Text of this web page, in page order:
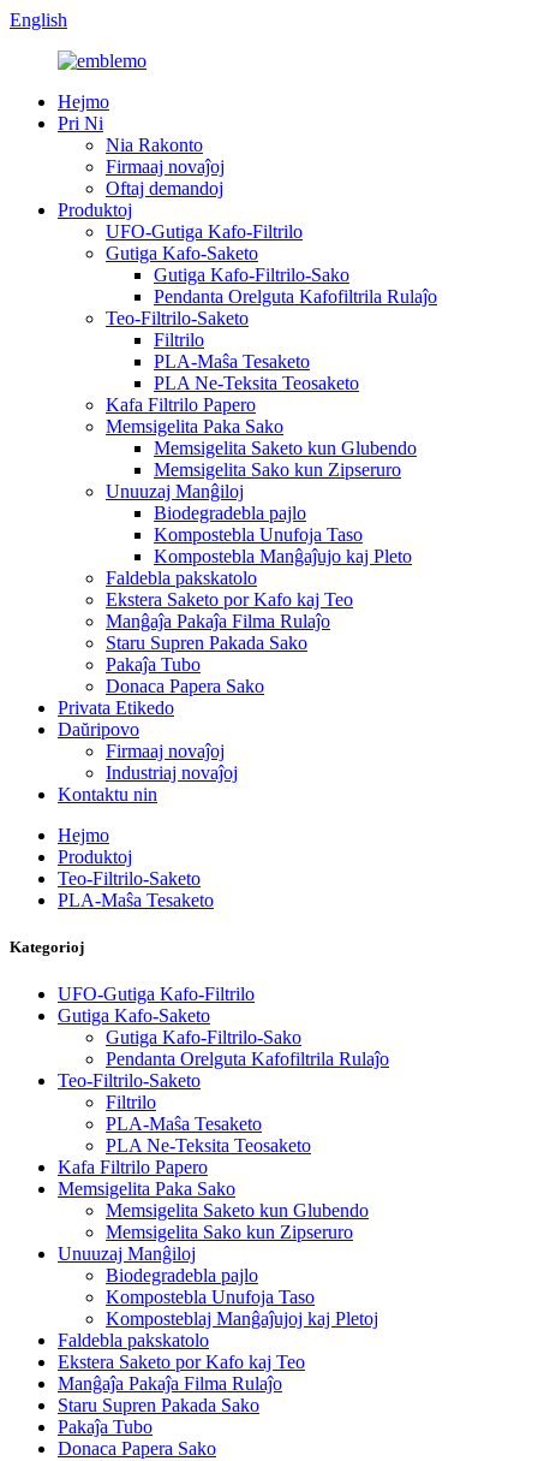
English
Hejmo
Pri Ni
Nia Rakonto
Firmaaj novaĵoj
Oftaj demandoj
Produktoj
UFO-Gutiga Kafo-Filtrilo
Gutiga Kafo-Saketo
Gutiga Kafo-Filtrilo-Sako
Pendanta Orelguta Kafofiltrila Rulaĵo
Teo-Filtrilo-Saketo
Filtrilo
PLA-Maŝa Tesaketo
PLA Ne-Teksita Teosaketo
Kafa Filtrilo Papero
Memsigelita Paka Sako
Memsigelita Saketo kun Glubendo
Memsigelita Sako kun Zipseruro
Unuuzaj Manĝiloj
Biodegradebla pajlo
Kompostebla Unufoja Taso
Kompostebla Manĝaĵujo kaj Pleto
Faldebla pakskatolo
Ekstera Saketo por Kafo kaj Teo
Manĝaĵa Pakaĵa Filma Rulaĵo
Staru Supren Pakada Sako
Pakaĵa Tubo
Donaca Papera Sako
Privata Etikedo
Daŭripovo
Firmaaj novaĵoj
Industriaj novaĵoj
Kontaktu nin
Hejmo
Produktoj
Teo-Filtrilo-Saketo
PLA-Maŝa Tesaketo
Kategorioj
UFO-Gutiga Kafo-Filtrilo
Gutiga Kafo-Saketo
Gutiga Kafo-Filtrilo-Sako
Pendanta Orelguta Kafofiltrila Rulaĵo
Teo-Filtrilo-Saketo
Filtrilo
PLA-Maŝa Tesaketo
PLA Ne-Teksita Teosaketo
Kafa Filtrilo Papero
Memsigelita Paka Sako
Memsigelita Saketo kun Glubendo
Memsigelita Sako kun Zipseruro
Unuuzaj Manĝiloj
Biodegradebla pajlo
Kompostebla Unufoja Taso
Komposteblaj Manĝaĵujoj kaj Pletoj
Faldebla pakskatolo
Ekstera Saketo por Kafo kaj Teo
Manĝaĵa Pakaĵa Filma Rulaĵo
Staru Supren Pakada Sako
Pakaĵa Tubo
Donaca Papera Sako